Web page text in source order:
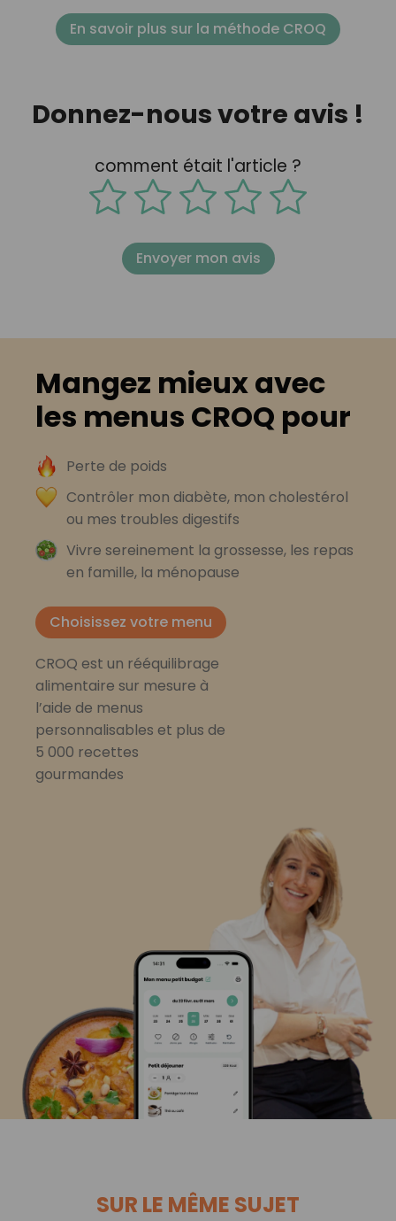
En savoir plus sur la méthode CROQ
Donnez-nous votre avis !
comment était l'article ?
Envoyer mon avis
Mangez mieux avec
les menus CROQ pour
Perte de poids
Contrôler mon diabète, mon cholestérol
ou mes troubles digestifs
Vivre sereinement la grossesse, les repas
en famille, la ménopause
Choisissez votre menu
CROQ est un rééquilibrage
alimentaire sur mesure à
l’aide de menus
personnalisables et plus de
5 000 recettes
gourmandes
SUR LE MÊME SUJET